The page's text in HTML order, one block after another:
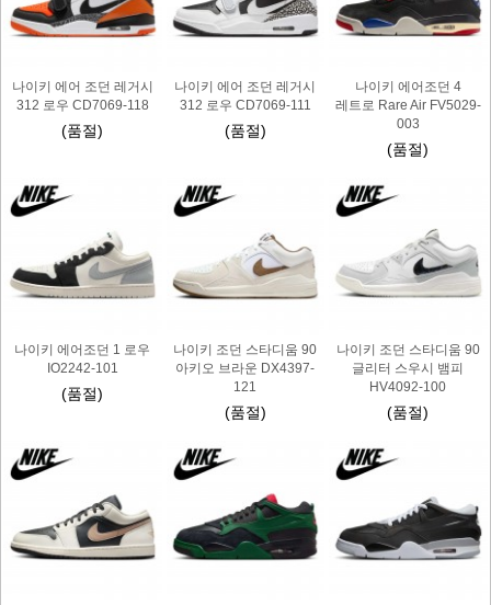
나이키 에어 조던 레거시
312 로우 CD7069-118
(품절)
나이키 에어 조던 레거시
312 로우 CD7069-111
(품절)
나이키 에어조던 4
레트로 Rare Air FV5029-
003
(품절)
나이키 에어조던 1 로우
IO2242-101
(품절)
나이키 조던 스타디움 90
아키오 브라운 DX4397-
121
(품절)
나이키 조던 스타디움 90
글리터 스우시 뱀피
HV4092-100
(품절)